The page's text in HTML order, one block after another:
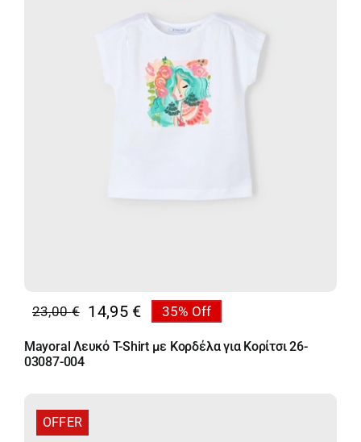
23,00€
Original
price
was:
14,95 €
Η
τρέχουσα
τιμή
35% Off
Mayoral Λευκό T-Shirt με Κορδέλα για Κορίτσι 26-
03087-004
OFFER